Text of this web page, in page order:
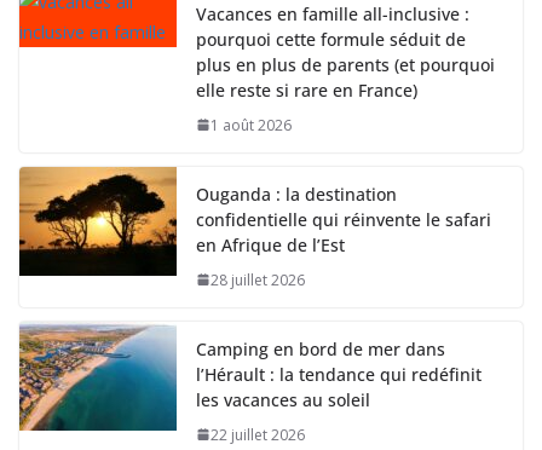
Vacances en famille all-inclusive :
pourquoi cette formule séduit de
plus en plus de parents (et pourquoi
elle reste si rare en France)
1 août 2026
Ouganda : la destination
confidentielle qui réinvente le safari
en Afrique de l’Est
28 juillet 2026
Camping en bord de mer dans
l’Hérault : la tendance qui redéfinit
les vacances au soleil
22 juillet 2026